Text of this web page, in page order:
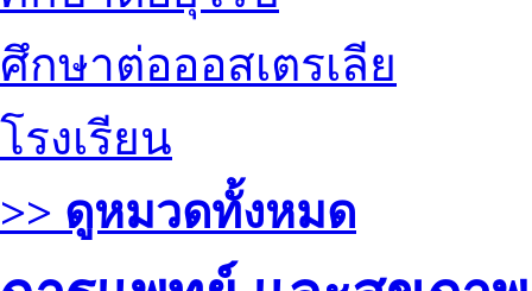
ศึกษาต่อออสเตรเลีย
โรงเรียน
>> ดูหมวดทั้งหมด